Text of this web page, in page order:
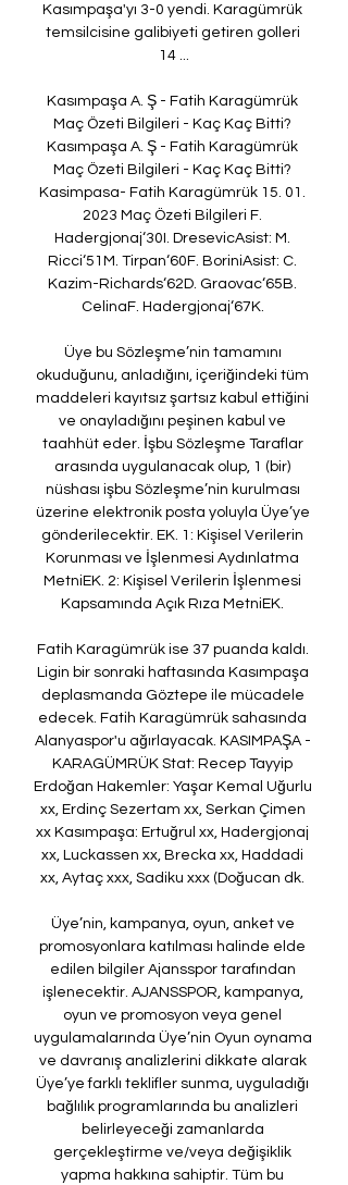
Kasımpaşa'yı 3-0 yendi. Karagümrük
temsilcisine galibiyeti getiren golleri
14 ...
Kasımpaşa A. Ş - Fatih Karagümrük
Maç Özeti Bilgileri - Kaç Kaç Bitti?
﻿Kasımpaşa A. Ş - Fatih Karagümrük
Maç Özeti Bilgileri - Kaç Kaç Bitti?
Kasimpasa- Fatih Karagümrük 15. 01.
2023 Maç Özeti Bilgileri F.
Hadergjonaj‘30I. DresevicAsist: M.
Ricci‘51M. Tirpan‘60F. BoriniAsist: C.
Kazim-Richards‘62D. Graovac‘65B.
CelinaF. Hadergjonaj‘67K.
Üye bu Sözleşme’nin tamamını
okuduğunu, anladığını, içeriğindeki tüm
maddeleri kayıtsız şartsız kabul ettiğini
ve onayladığını peşinen kabul ve
taahhüt eder. İşbu Sözleşme Taraflar
arasında uygulanacak olup, 1 (bir)
nüshası işbu Sözleşme’nin kurulması
üzerine elektronik posta yoluyla Üye’ye
gönderilecektir. EK. 1: Kişisel Verilerin
Korunması ve İşlenmesi Aydınlatma
MetniEK. 2: Kişisel Verilerin İşlenmesi
Kapsamında Açık Rıza MetniEK.
Fatih Karagümrük ise 37 puanda kaldı.
Ligin bir sonraki haftasında Kasımpaşa
deplasmanda Göztepe ile mücadele
edecek. Fatih Karagümrük sahasında
Alanyaspor'u ağırlayacak. KASIMPAŞA -
KARAGÜMRÜK Stat: Recep Tayyip
Erdoğan Hakemler: Yaşar Kemal Uğurlu
xx, Erdinç Sezertam xx, Serkan Çimen
xx Kasımpaşa: Ertuğrul xx, Hadergjonaj
xx, Luckassen xx, Brecka xx, Haddadi
xx, Aytaç xxx, Sadiku xxx (Doğucan dk.
Üye’nin, kampanya, oyun, anket ve
promosyonlara katılması halinde elde
edilen bilgiler Ajansspor tarafından
işlenecektir. AJANSSPOR, kampanya,
oyun ve promosyon veya genel
uygulamalarında Üye’nin Oyun oynama
ve davranış analizlerini dikkate alarak
Üye’ye farklı teklifler sunma, uyguladığı
bağlılık programlarında bu analizleri
belirleyeceği zamanlarda
gerçekleştirme ve/veya değişiklik
yapma hakkına sahiptir. Tüm bu